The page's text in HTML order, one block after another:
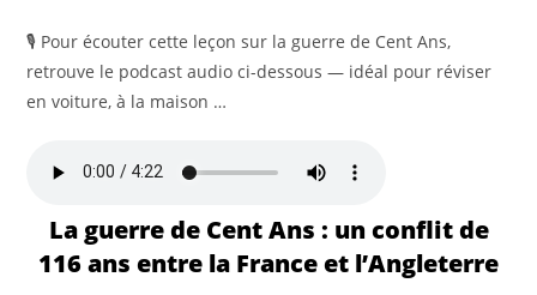
🎙️ Pour écouter cette leçon sur la guerre de Cent Ans,
retrouve le podcast audio ci-dessous — idéal pour réviser
en voiture, à la maison …
La guerre de Cent Ans : un conflit de
116 ans entre la France et l’Angleterre